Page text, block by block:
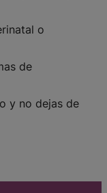
o
de
y no dejas de